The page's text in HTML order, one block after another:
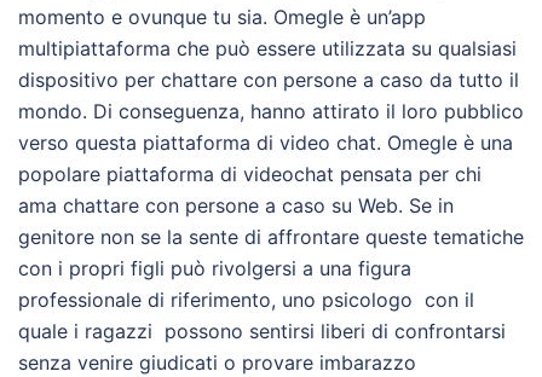
momento e ovunque tu sia. Omegle è un’app
multipiattaforma che può essere utilizzata su qualsiasi
dispositivo per chattare con persone a caso da tutto il
mondo. Di conseguenza, hanno attirato il loro pubblico
verso questa piattaforma di video chat. Omegle è una
popolare piattaforma di videochat pensata per chi
ama chattare con persone a caso su Web. Se in
genitore non se la sente di affrontare queste tematiche
con i propri figli può rivolgersi a una figura
professionale di riferimento, uno psicologo con il
quale i ragazzi possono sentirsi liberi di confrontarsi
senza venire giudicati o provare imbarazzo